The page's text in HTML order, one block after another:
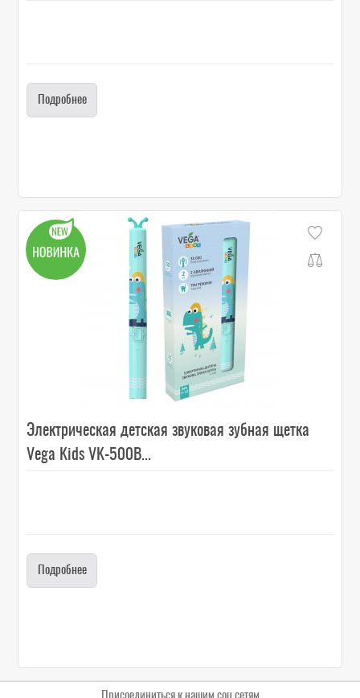
Подробнее
Электрическая детская звуковая зубная щетка
Vega Kids VK-500B...
Подробнее